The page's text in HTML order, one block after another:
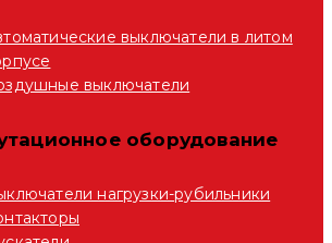
выключатели в литом
выключатели
оборудование
нагрузки-рубильники